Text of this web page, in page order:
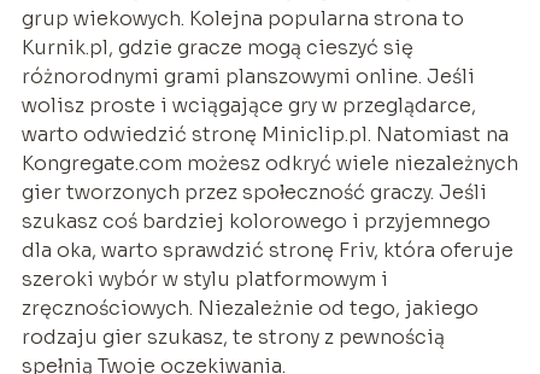
grup wiekowych. Kolejna popularna strona to
Kurnik.pl, gdzie gracze mogą cieszyć się
różnorodnymi grami planszowymi online. Jeśli
wolisz proste i wciągające gry w przeglądarce,
warto odwiedzić stronę Miniclip.pl. Natomiast na
Kongregate.com możesz odkryć wiele niezależnych
gier tworzonych przez społeczność graczy. Jeśli
szukasz coś bardziej kolorowego i przyjemnego
dla oka, warto sprawdzić stronę Friv, która oferuje
szeroki wybór w stylu platformowym i
zręcznościowych. Niezależnie od tego, jakiego
rodzaju gier szukasz, te strony z pewnością
spełnią Twoje oczekiwania.